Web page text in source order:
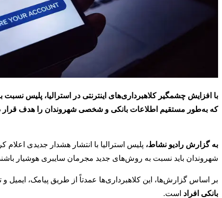
با افزایش چشمگیر کلاهبرداری‌های اینترنتی در استرالیا، پلیس
که به‌طور مستقیم اطلاعات بانکی و شخصی شهروندان را هدف قرار
به گزارش رادیو نشاط، پلیس استرالیا با انتشار هشدار جدیدی اعلام
شهروندان باید نسبت به روش‌های جدید مجرمان سایبری هوشیار
بر اساس گزارش‌ها، این کلاهبرداری‌ها عمدتاً از طریق پیامک،
بانکی افراد است.